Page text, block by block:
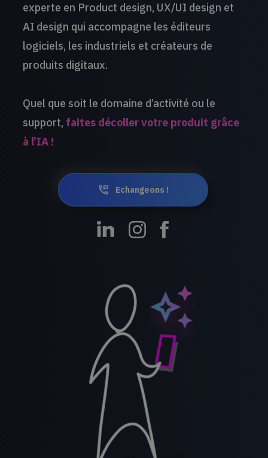
experte en Product design, UX/UI design et
AI design qui accompagne les éditeurs
logiciels, les industriels et créateurs de
produits digitaux.
Quel que soit le domaine d’activité ou le
support, faites décoller votre produit grâce
à l’IA !
Echangeons !